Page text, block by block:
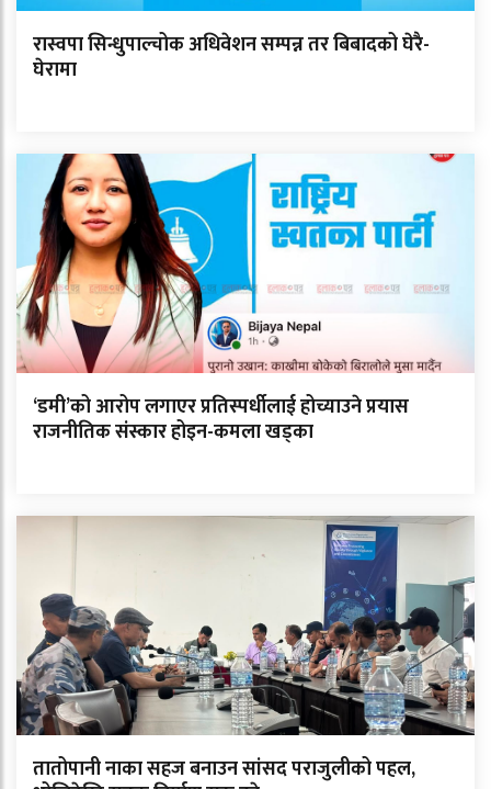
रास्वपा सिन्धुपाल्चोक अधिवेशन सम्पन्न तर बिबादको घेरै-
घेरामा
‘डमी’को आरोप लगाएर प्रतिस्पर्धीलाई होच्याउने प्रयास
राजनीतिक संस्कार होइन-कमला खड्का
तातोपानी नाका सहज बनाउन सांसद पराजुलीको पहल,